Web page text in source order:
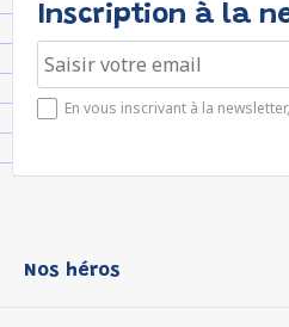
Inscription à la
En vous inscrivant à la
Nos héros